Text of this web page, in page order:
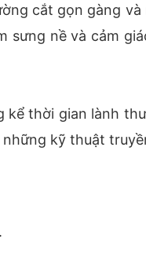
cắt gọn gàng và
nề và cảm
thời gian lành
kỹ thuật